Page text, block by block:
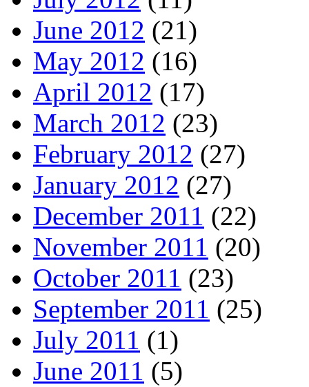
June 2012 (21)
May 2012 (16)
April 2012 (17)
March 2012 (23)
February 2012 (27)
January 2012 (27)
December 2011 (22)
November 2011 (20)
October 2011 (23)
September 2011 (25)
July 2011 (1)
June 2011 (5)